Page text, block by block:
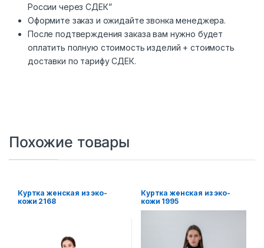
России через СДЕК”
Оформите заказ и ожидайте звонка менеджера.
После подтверждения заказа вам нужно будет
оплатить полную стоимость изделий + стоимость
доставки по тарифу СДЕК.
Похожие товары
Куртка женская из эко-
кожи 2168
Куртка женская из эко-
кожи 1995